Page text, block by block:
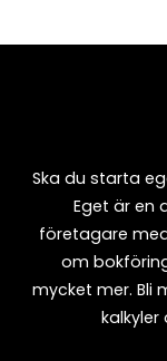
Ska du starta
Eget är en
företagare
om
mycket mer. Bli
kalkyler